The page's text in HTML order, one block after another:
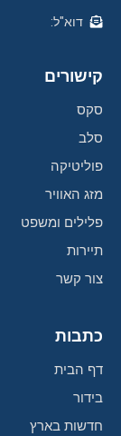
דוא"ל:
קישורים
סקס
סלב
פוליטיקה
מזג האוויר
פלילים ומשפט
תיירות
צור קשר
כתבות
דף הבית
בידור
חדשות בארץ